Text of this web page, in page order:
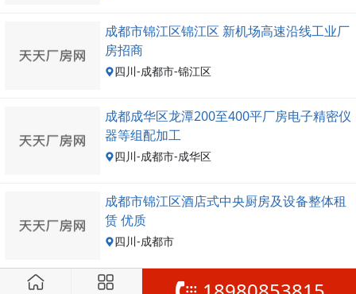
成都市锦江区锦江区 新机场高速沿线工业厂
房招商
四川-成都市-锦江区
成都成华区龙潭200至400平厂房电子精密仪
器等组配加工
四川-成都市-成华区
成都市锦江区酒店式中央厨房及设备整体租
赁 优质
四川-成都市